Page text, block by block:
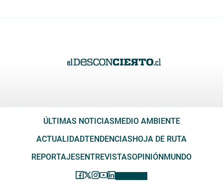
ÚLTIMAS NOTICIASMEDIO AMBIENTE
ACTUALIDADTENDENCIASHOJA DE RUTA
REPORTAJESENTREVISTASOPINIÓNMUNDO